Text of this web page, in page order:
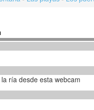
ría desde esta webcam